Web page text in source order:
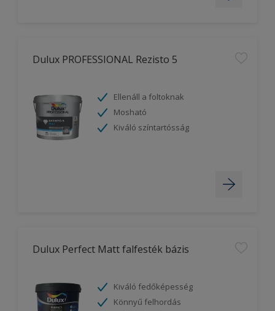
Dulux PROFESSIONAL Rezisto 5
Ellenáll a foltoknak
Mosható
Kiváló színtartósság
Dulux Perfect Matt falfesték bázis
Kiváló fedőképesség
Könnyű felhordás